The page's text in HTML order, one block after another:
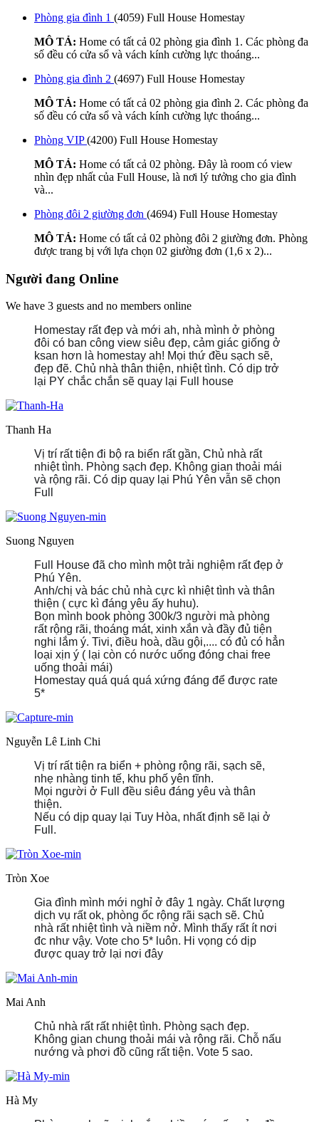
Phòng gia đình 1 (4059) Full House Homestay
MÔ TẢ: Home có tất cả 02 phòng gia đình 1. Các phòng đa
số đều có cửa sổ và vách kính cường lực thoáng...
Phòng gia đình 2 (4697) Full House Homestay
MÔ TẢ: Home có tất cả 02 phòng gia đình 2. Các phòng đa
số đều có cửa sổ và vách kính cường lực thoáng...
Phòng VIP(4200) Full House Homestay
MÔ TẢ: Home có tất cả 02 phòng. Đây là room có view
nhìn đẹp nhất của Full House, là nơi lý tưởng cho gia đình
và...
Phòng đôi 2 giường đơn (4694) Full House Homestay
MÔ TẢ: Home có tất cả 02 phòng đôi 2 giường đơn. Phòng
được trang bị với lựa chọn 02 giường đơn (1,6 x 2)...
Người đang Online
We have 3 guests and no members online
Homestay rất đẹp và mới ah, nhà mình ở phòng
đôi có ban công view siêu đẹp, cảm giác giống ở
ksan hơn là homestay ah! Mọi thứ đều sạch sẽ,
đẹp đẽ. Chủ nhà thân thiện, nhiệt tình. Có dịp trở
lại PY chắc chắn sẽ quay lại Full house
Thanh Ha
Vị trí rất tiện đi bộ ra biển rất gần, Chủ nhà rất
nhiệt tình. Phòng sạch đẹp. Không gian thoải mái
và rộng rãi. Có dịp quay lại Phú Yên vẫn sẽ chọn
Full
Suong Nguyen
Full House đã cho mình một trải nghiệm rất đẹp ở
Phú Yên.
Anh/chị và bác chủ nhà cực kì nhiệt tình và thân
thiện ( cực kì đáng yêu ấy huhu).
Bọn mình book phòng 300k/3 người mà phòng
rất rộng rãi, thoáng mát, xinh xắn và đầy đủ tiện
nghi lắm ý. Tivi, điều hoà, dầu gội,.... có đủ có hẳn
loại xịn ý ( lại còn có nước uống đóng chai free
uống thoải mái)
Homestay quá quá quá xứng đáng để được rate
5*
fvA");">
❤️
fvA");">
Nguyễn Lê Linh Chi
Vị trí rất tiện ra biển + phòng rộng rãi, sạch sẽ,
nhẹ nhàng tinh tế, khu phố yên tĩnh.
Mọi người ở Full đều siêu đáng yêu và thân
thiện.
Nếu có dịp quay lại Tuy Hòa, nhất định sẽ lại ở
Full.
Tròn Xoe
Gia đình mình mới nghỉ ở đây 1 ngày. Chất lượng
dịch vụ rất ok, phòng ốc rộng rãi sạch sẽ. Chủ
nhà rất nhiệt tình và niềm nở. Mình thấy rất ít nơi
đc như vậy. Vote cho 5* luôn. Hi vọng có dịp
được quay trở lại nơi đây
Mai Anh
Chủ nhà rất rất nhiệt tình. Phòng sạch đẹp.
Không gian chung thoải mái và rộng rãi. Chỗ nấu
nướng và phơi đồ cũng rất tiện. Vote 5 sao.
Hà My